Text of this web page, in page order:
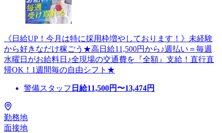
《日給UP！今月は特に採用枠増やしております！》未経験
から好きなだけ稼ごう★高日給11,500円から♪週払い＝毎週
水曜日がお給料日♪全現場の交通費を『全額』支給！直行直
帰OK！1週間毎の自由シフト★
警備スタッフ 日給11,500円〜13,474円
勤務地
面接地